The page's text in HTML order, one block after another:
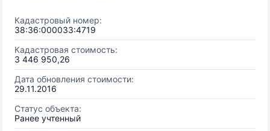
Кадастровый номер:
38:36:000033:4719
Кадастровая стоимость:
3 446 950,26
Дата обновления стоимости:
29.11.2016
Статус объекта:
Ранее учтенный